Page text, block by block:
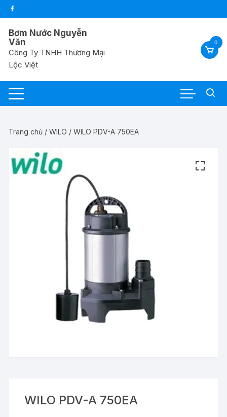
Chuyển
tới
nội
dung
Bơm Nước Nguyễn
Văn
Công Ty TNHH Thương Mại
Lộc Việt
0
Trang chủ /WILO / WILO PDV-A 750EA
WILO PDV-A 750EA